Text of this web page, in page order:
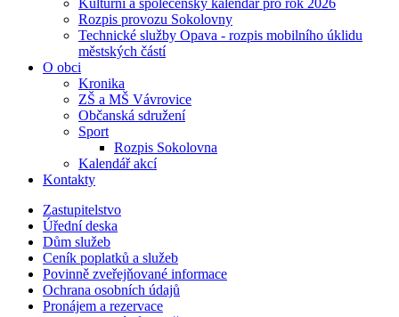
Rozpis provozu Sokolovny
Technické služby Opava - rozpis mobilního úklidu
městských částí
O obci
Kronika
ZŠ a MŠ Vávrovice
Občanská sdružení
Sport
Rozpis Sokolovna
Kalendář akcí
Kontakty
Zastupitelstvo
Úřední deska
Dům služeb
Ceník poplatků a služeb
Povinně zveřejňované informace
Ochrana osobních údajů
Pronájem a rezervace